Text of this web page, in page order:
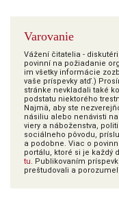
Varovanie
Vážení čitatelia -
povinní na požiadanie
im všetky informácie
vaše príspevky atď.)
stránke nevkladali také
podstatu niektorého
Najmä, aby ste
násiliu alebo nenávisti
viery a náboženstva,
sociálneho pôvodu,
a podobne. Viac o
portálu, ktoré si je každý
tu. Publikovaním
preštudovali a